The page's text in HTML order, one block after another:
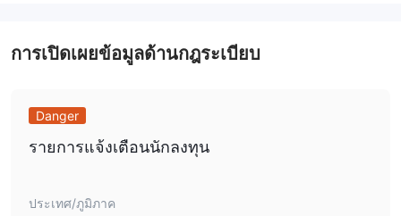
ดังนั้น ขอแนะนำให้ตรวจสอบธงแดงใดๆ เช่น ผลตอบแทนตามสัญญา
TradeFillsมีข้อกำหนดเงินฝากขั้นต่ำที่ต่ำ เลเวอเรจสูงที่นำเสนอ และ
สินค้าโภคภัณฑ์ และสกุลเงินดิจิทัล โบรกเกอร์ยังเสนอแพลตฟอร์มการ
การเปิดเผยข้อมูลด้านกฎระเบียบ
Danger
รายการแจ้งเตือนนักลงทุน
ประเทศ/ภูมิภาค